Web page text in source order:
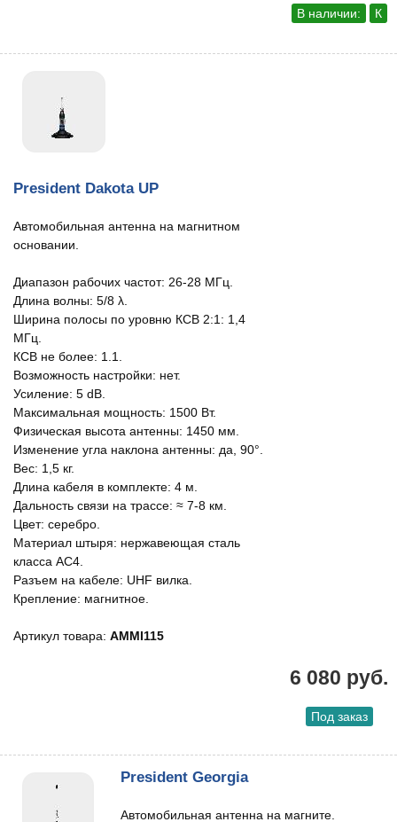
В наличии: К
President Dakota UP
Автомобильная антенна на магнитном
основании.
Диапазон рабочих частот: 26-28 МГц.
Длина волны: 5/8 λ.
Ширина полосы по уровню КСВ 2:1: 1,4
МГц.
КСВ не более: 1.1.
Возможность настройки: нет.
Усиление: 5 dB.
Максимальная мощность: 1500 Вт.
Физическая высота антенны: 1450 мм.
Изменение угла наклона антенны: да, 90°.
Вес: 1,5 кг.
Длина кабеля в комплекте: 4 м.
Дальность связи на трассе: ≈ 7-8 км.
Цвет: серебро.
Материал штыря: нержавеющая сталь
класса АС4.
Разъем на кабеле: UHF вилка.
Крепление: магнитное.
Артикул товара: AMMI115
6 080 руб.
Под заказ
President Georgia
Автомобильная антенна на магните.